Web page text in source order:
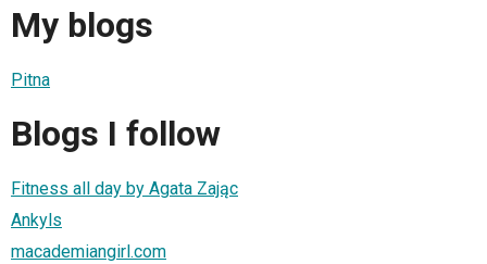
My blogs
Pitna
Blogs I follow
Fitness all day by Agata Zając
Ankyls
macademiangirl.com